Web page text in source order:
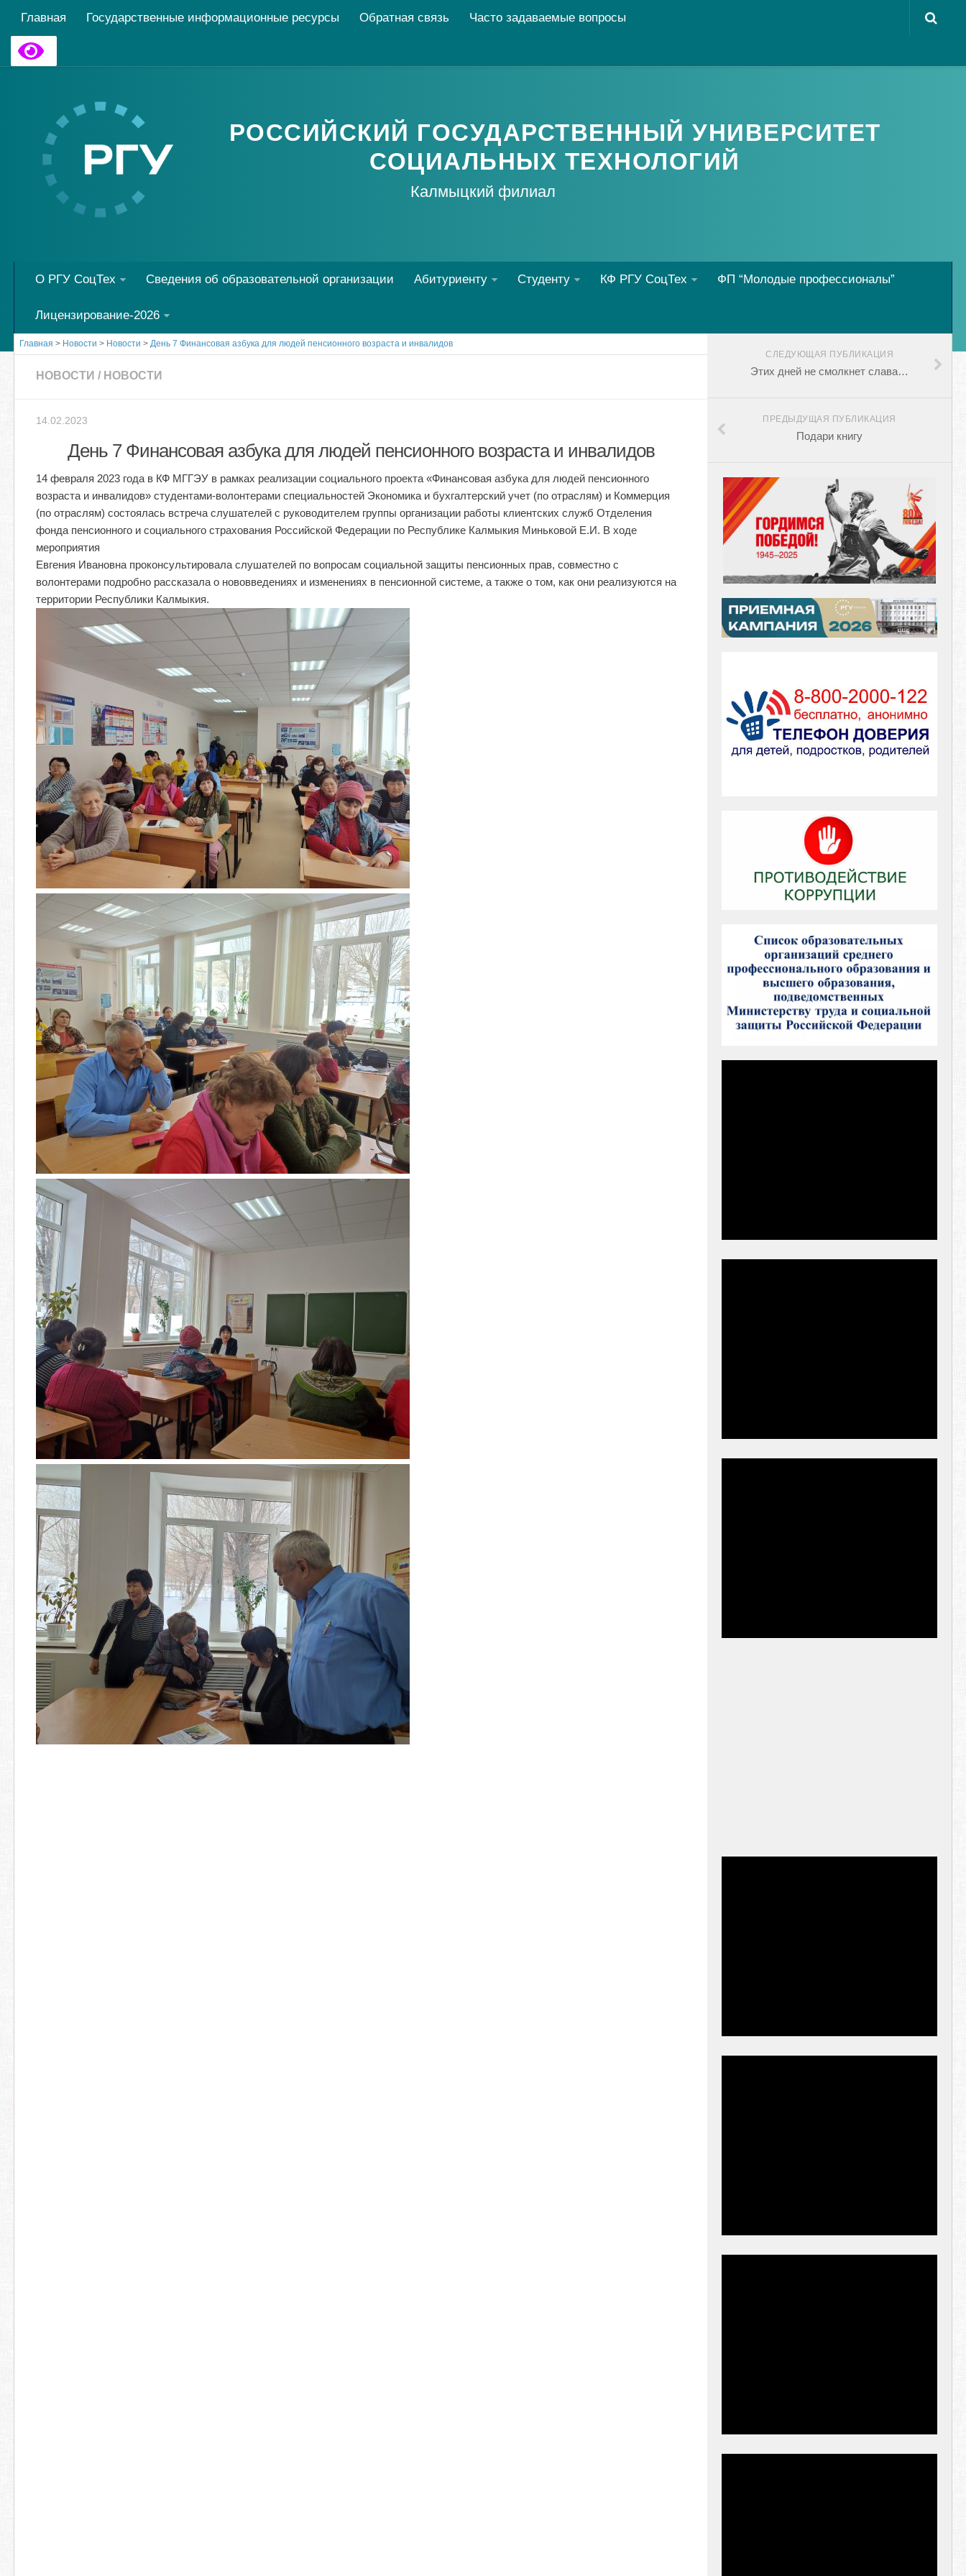
Главная Государственные информационные ресурсы Обратная связь Часто задаваемые вопросы
РОССИЙСКИЙ ГОСУДАРСТВЕННЫЙ УНИВЕРСИТЕТ
СОЦИАЛЬНЫХ ТЕХНОЛОГИЙ
Калмыцкий филиал
О РГУ СоцТех Сведения об образовательной организации Абитуриенту Студенту КФ РГУ СоцТех ФП “Молодые профессионалы”
Лицензирование-2026
Главная > Новости > Новости > День 7 Финансовая азбука для людей пенсионного возраста и инвалидов
НОВОСТИ / НОВОСТИ
14.02.2023
День 7 Финансовая азбука для людей пенсионного возраста и инвалидов
14 февраля 2023 года в КФ МГГЭУ в рамках реализации социального проекта «Финансовая азбука для людей пенсионного
возраста и инвалидов» студентами-волонтерами специальностей Экономика и бухгалтерский учет (по отраслям) и Коммерция
(по отраслям) состоялась встреча слушателей с руководителем группы организации работы клиентских служб Отделения
фонда пенсионного и социального страхования Российской Федерации по Республике Калмыкия Миньковой Е.И. В ходе
мероприятия
Евгения Ивановна проконсультировала слушателей по вопросам социальной защиты пенсионных прав, совместно с
волонтерами подробно рассказала о нововведениях и изменениях в пенсионной системе, а также о том, как они реализуются на
территории Республики Калмыкия.
СЛЕДУЮЩАЯ ПУБЛИКАЦИЯ
Этих дней не смолкнет слава…
ПРЕДЫДУЩАЯ ПУБЛИКАЦИЯ
Подари книгу